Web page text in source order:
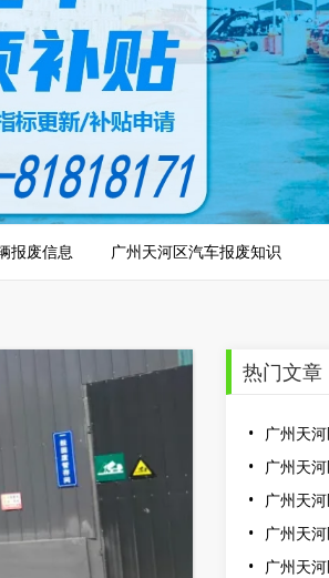
报废信息 广州天河区汽车报废知识
热门文章
广州天
广州天
广州天河
广州天
广州天河